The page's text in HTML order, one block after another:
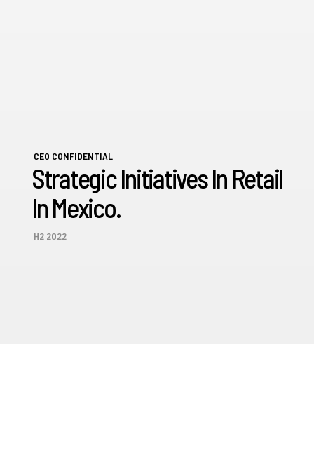
CEO CONFIDENTIAL
Strategic Initiatives In Retail
In Mexico.
H2 2022